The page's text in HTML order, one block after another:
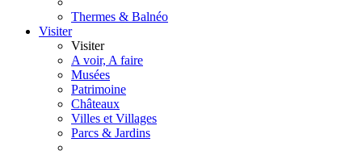
Thermes & Balnéo
Visiter
Visiter
A voir, A faire
Musées
Patrimoine
Châteaux
Villes et Villages
Parcs & Jardins